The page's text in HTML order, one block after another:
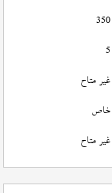
350
5
غير متاح
خاص
غير متاح